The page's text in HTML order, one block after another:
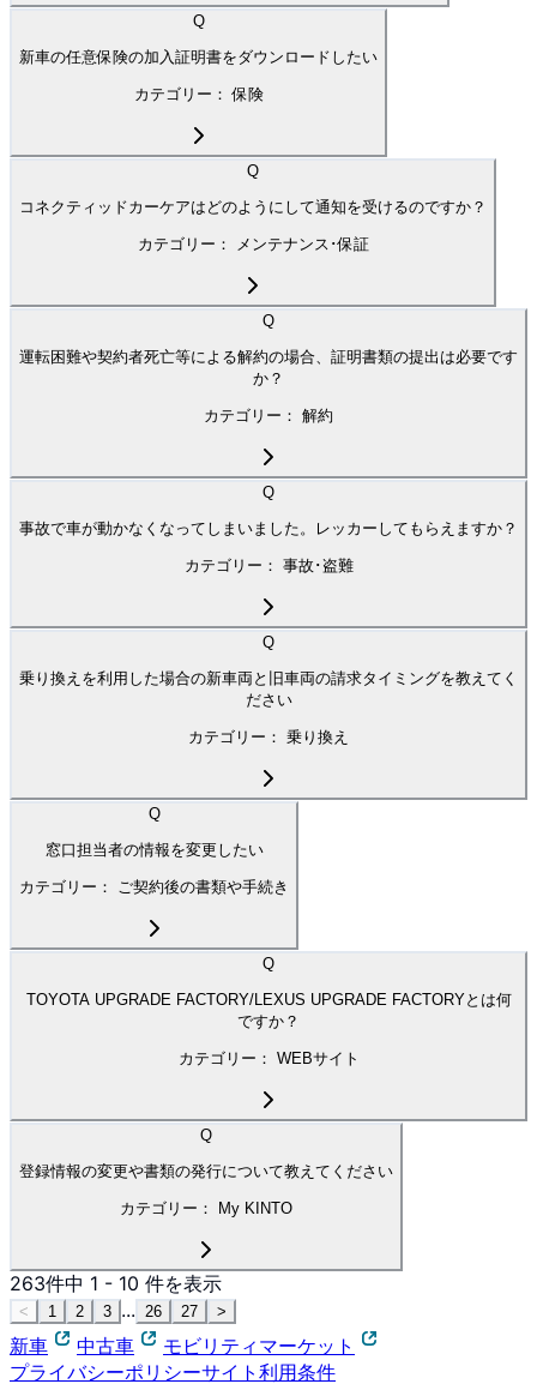
Q
新車の任意保険の加入証明書をダウンロードしたい
カテゴリー：保険
Q
コネクティッドカーケアはどのようにして通知を受けるのですか？
カテゴリー： メンテナンス･保証
Q
運転困難や契約者死亡等による解約の場合、証明書類の提出は必要です
か？
カテゴリー： 解約
Q
事故で車が動かなくなってしまいました。レッカーしてもらえますか？
カテゴリー： 事故･盗難
Q
乗り換えを利用した場合の新車両と旧車両の請求タイミングを教えてく
ださい
カテゴリー： 乗り換え
Q
窓口担当者の情報を変更したい
カテゴリー： ご契約後の書類や手続き
Q
TOYOTA UPGRADE FACTORY/LEXUS UPGRADE FACTORYとは何
ですか？
カテゴリー： WEBサイト
Q
登録情報の変更や書類の発行について教えてください
カテゴリー： My KINTO
263件中 1 - 10 件を表示
< 1 2 3 ... 26 27 >
新車 中古車
モビリティマーケット
プライバシーポリシーサイト利用条件